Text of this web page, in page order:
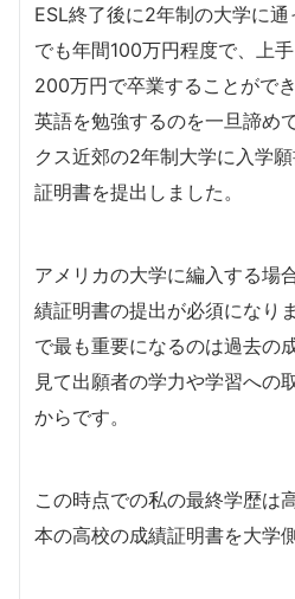
ESL終了後に2年制の大学に
でも年間100万円程度で、上
200万円で卒業することがで
英語を勉強するのを一旦諦め
クス近郊の2年制大学に入学
証明書を提出しました。
アメリカの大学に編入する場
績証明書の提出が必須になり
で最も重要になるのは過去の
見て出願者の学力や学習への
からです。
この時点での私の最終学歴は
本の高校の成績証明書を大学